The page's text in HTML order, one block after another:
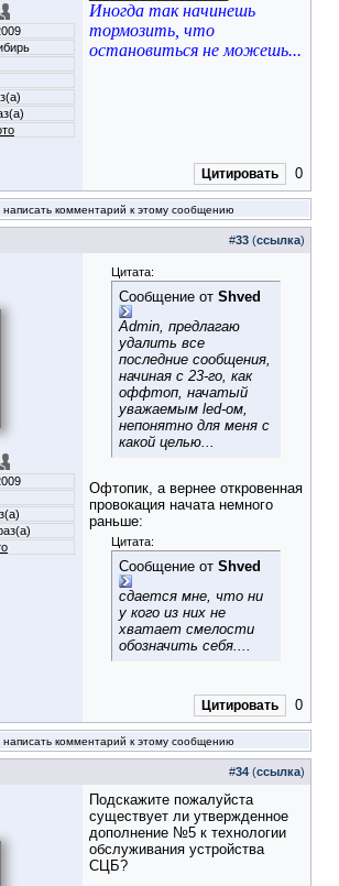
Иногда так начинешь
тормозить, что
остановиться не можешь...
Цитировать 0
комментарий к этому сообщению
#33 (ссылка)
Цитата:
Сообщение от Shved
Admin, предлагаю
удалить все
последние сообщения,
начиная с 23-го, как
оффтоп, начатый
уважаемым led-ом,
непонятно для меня с
какой целью...
Офтопик, а вернее откровенная
провокация начата немного
раньше:
Цитата:
Сообщение от Shved
сдается мне, что ни
у кого из них не
хватает смелости
обозначить себя....
Цитировать 0
комментарий к этому сообщению
#34 (ссылка)
Подскажите пожалуйста
существует ли утвержденное
дополнение №5 к технологии
обслуживания устройства
СЦБ?